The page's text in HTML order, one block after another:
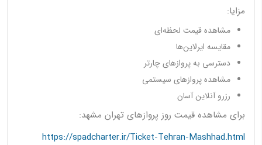
مزایا:
مشاهده قیمت لحظه‌ای
مقایسه ایرلاین‌ها
دسترسی به پروازهای چارتر
مشاهده پروازهای سیستمی
رزرو آنلاین آسان
برای مشاهده قیمت روز پروازهای تهران مشهد:
https://spadcharter.ir/Ticket-Tehran-Mashhad.html